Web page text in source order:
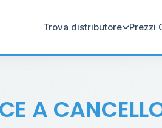
Trova distributore Prezzi
A